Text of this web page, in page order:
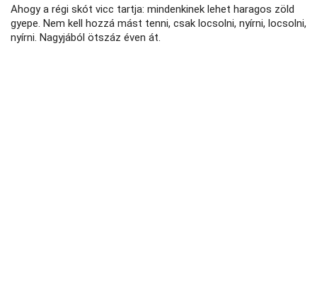
Ahogy a régi skót vicc tartja: mindenkinek lehet haragos zöld
gyepe. Nem kell hozzá mást tenni, csak locsolni, nyírni, locsolni,
nyírni. Nagyjából ötszáz éven át.